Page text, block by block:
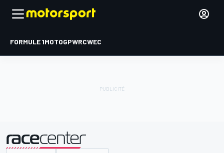
FORMULE 1MOTOGPWRCWEC